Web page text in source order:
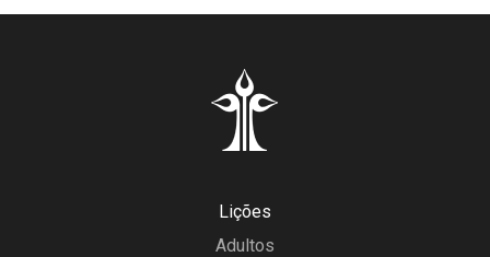
Lições
Adultos